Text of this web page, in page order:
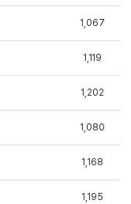
1,067
1,119
1,202
1,080
1,168
1,195